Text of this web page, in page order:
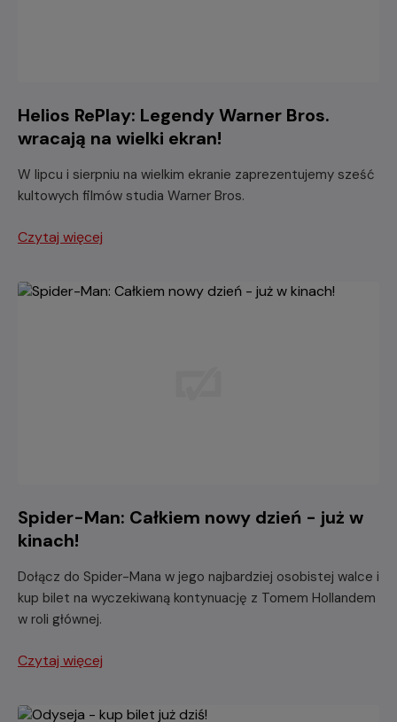
Helios RePlay: Legendy Warner Bros.
wracają na wielki ekran!
W lipcu i sierpniu na wielkim ekranie zaprezentujemy sześć
kultowych filmów studia Warner Bros.
Czytaj więcej
Spider-Man: Całkiem nowy dzień - już w
kinach!
Dołącz do Spider-Mana w jego najbardziej osobistej walce i
kup bilet na wyczekiwaną kontynuację z Tomem Hollandem
w roli głównej.
Czytaj więcej